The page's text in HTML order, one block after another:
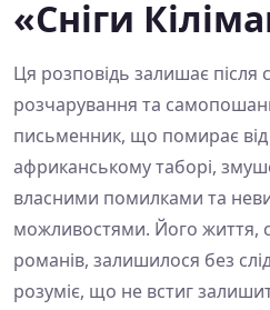
«Сніги
Ця розповідь залишає після
розчарування та
письменник, що помирає від
африканському таборі,
власними помилками та
можливостями. Його життя,
романів, залишилося без
розуміє, що не встиг